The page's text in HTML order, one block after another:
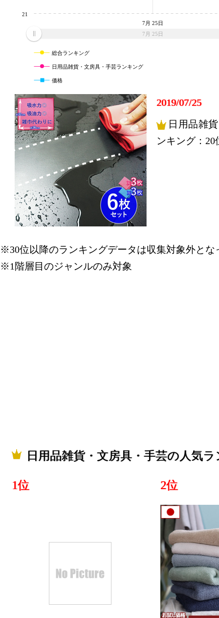
7月 25日
7月 25日
21
総合ランキング
日用品雑貨・文房具・手芸ランキング
価格
2019/07/25
日用品雑
ンキング：20
※30位以降のランキングデータは収集対象外とな
※1階層目のジャンルのみ対象
日用品雑貨・文房具・手芸の人気
1位 2位